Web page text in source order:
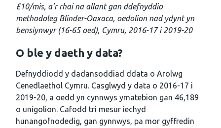
£10/mis, a’r rhai na allant gan ddefnyddio
methodoleg Blinder-Oaxaca, oedolion nad ydynt yn
bensiynwyr (16-65 oed), Cymru, 2016-17 i 2019-20
O ble y daeth y data?
Defnyddiodd y dadansoddiad ddata o Arolwg
Cenedlaethol Cymru. Casglwyd y data o 2016-17 i
2019-20, a oedd yn cynnwys ymatebion gan 46,189
o unigolion. Cafodd tri mesur iechyd
hunangofnodedig, gan gynnwys, pa mor gyffredin